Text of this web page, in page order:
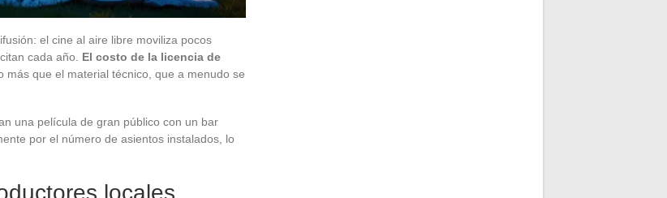
el cine al aire libre moviliza pocos
cada año. El costo de la licencia de
más que el material técnico, que a menudo se
una película de gran público con un bar
por el número de asientos instalados, lo
locales